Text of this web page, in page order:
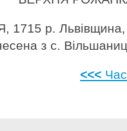
1715 р.
з с.
<<<